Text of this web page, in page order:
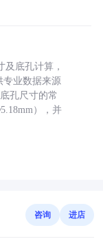
及底孔计算，
专业数据来源
孔尺寸的常
），并
咨询 进店